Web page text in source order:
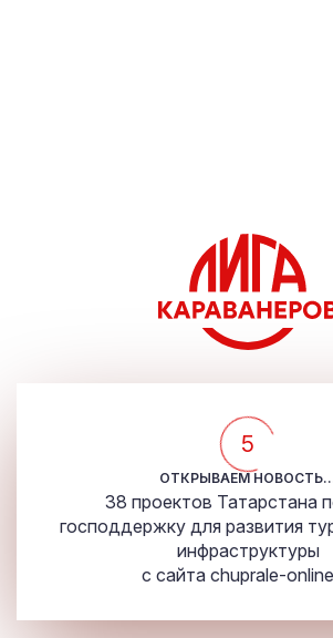
5
ОТКРЫВАЕМ
38 проектов Татарстана
господдержку для развития
инфраструктуры
с сайта chuprale-